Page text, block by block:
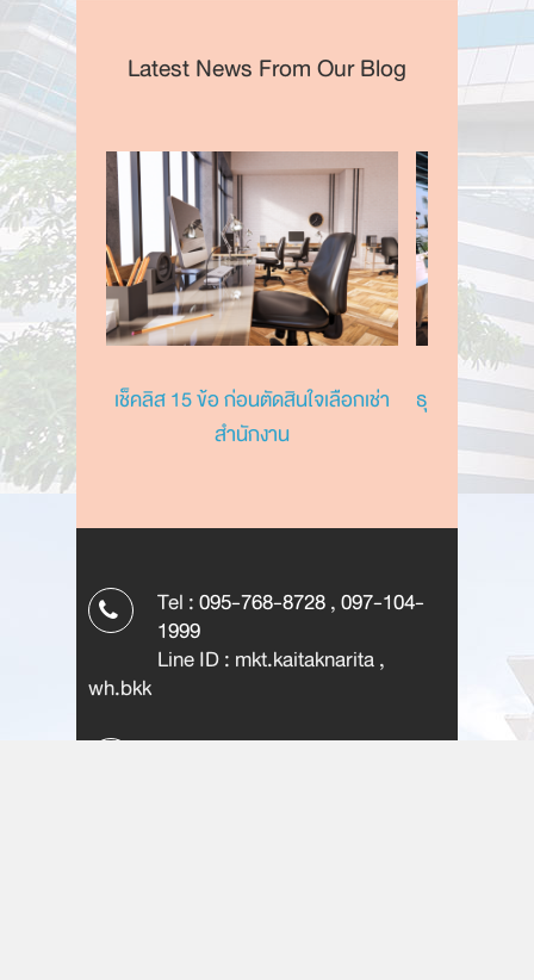
Latest News From Our Blog
เช็คลิส 15 ข้อ ก่อนตัดสินใจเลือกเช่า
สำนักงาน
ธุรกิจของเรา
แบบ
Tel :095-768-8728,097-104-
1999
Line ID : mkt.kaitaknarita ,
wh.bkk
email :kaitaknarita@gmail.com